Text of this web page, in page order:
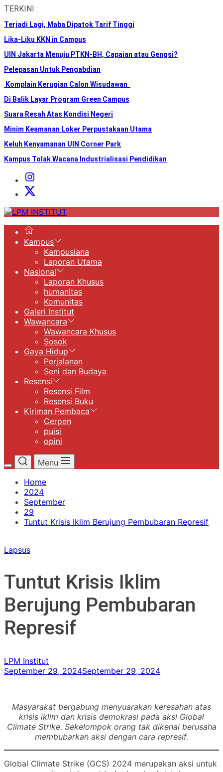
Skip
the
content
TERKINI :
Terjadi Lagi, Maba Dipatok Tarif Tinggi
Lika-Liku KKN in Campus
UIN Jakarta Menuju PTKN-BH, Capaian atau Gengsi?
Pelepasan Untuk Pengabdian
Komplain Kerugian Calon Wisudawan
Di Balik Layar Program Green Campus
Suara Resah Atas Kondisi Negeri
Minim Keamanan Loker Perpustakaan Utama
Keluh Kenyamanan UIN Corner Park
Kampus Tolak Wacana Industrialisasi Pendidikan
Instagram
Institut
X
LPM
Kampus
Kampusiana
Laporan Utama
Nasional
Laporan Khusus
humanitas
Komunitas
Galeri Institut
Wawancara
Wawancara Khusus
Sosok
Gaya Hidup
Perjalanan
Seni dan Budaya
Resensi
Resensi Film
Resensi Buku
Kiriman Pembaca
Cerpen
puisi
opini
Menu
Home
2024
September
29
Tuntut Krisis Iklim Berujung Pembubaran Represif
Lapsus
Tuntut Krisis Iklim
Berujung Pembubaran
Represif
LPM Institut
September 29, 2024September 29, 2024
Masyarakat bergabung menyuarakan keresahan atas
krisis iklim dan krisis demokrasi pada aksi Global
Climate Strike. Sekelompok orang tak dikenal berusaha
membubarkan aksi dengan cara represif.
Global Climate Strike (GCS) 2024 merupakan aksi untuk